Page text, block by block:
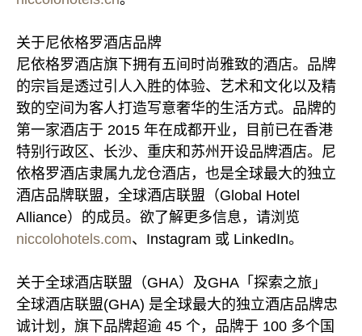
关于尼依格罗酒店品牌
尼依格罗酒店旗下拥有五间时尚雅致的酒店。品牌
的宗旨是透过引人入胜的体验、艺术和文化以及精
致的空间为客人打造写意奢华的生活方式。品牌的
第一家酒店于 2015 年在成都开业，目前已在香港
特别行政区、长沙、重庆和苏州开设品牌酒店。尼
依格罗酒店隶属九龙仓酒店，也是全球最大的独立
酒店品牌联盟，全球酒店联盟（Global Hotel
Alliance）的成员。欲了解更多信息，请浏览
niccolohotels.com、Instagram 或 LinkedIn。
关于全球酒店联盟（GHA）及GHA「探索之旅」
全球酒店联盟(GHA) 是全球最大的独立酒店品牌忠
诚计划，旗下品牌超逾 45 个，品牌于 100 多个国